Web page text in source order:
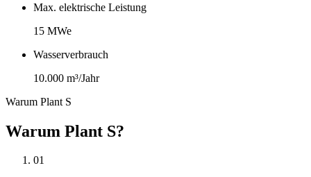
Max. elektrische Leistung
15 MWe
Wasserverbrauch
10.000 m³/Jahr
Warum Plant S
Warum Plant S?
01